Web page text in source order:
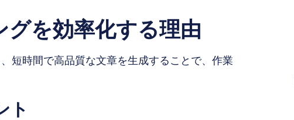
を効率化する理由
短時間で高品質な文章を生成することで、作業
ト